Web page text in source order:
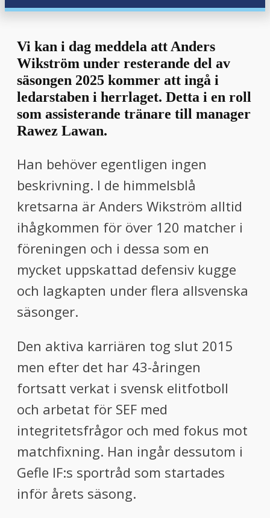
Vi kan i dag meddela att Anders
Wikström under resterande del av
säsongen 2025 kommer att ingå i
ledarstaben i herrlaget. Detta i en roll
som assisterande tränare till manager
Rawez Lawan.
Han behöver egentligen ingen
beskrivning. I de himmelsblå
kretsarna är Anders Wikström alltid
ihågkommen för över 120 matcher i
föreningen och i dessa som en
mycket uppskattad defensiv kugge
och lagkapten under flera allsvenska
säsonger.
Den aktiva karriären tog slut 2015
men efter det har 43-åringen
fortsatt verkat i svensk elitfotboll
och arbetat för SEF med
integritetsfrågor och med fokus mot
matchfixning. Han ingår dessutom i
Gefle IF:s sportråd som startades
inför årets säsong.